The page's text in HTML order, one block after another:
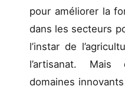
pour améliorer la
dans les secteurs
l’instar de
l’artisanat.
domaines